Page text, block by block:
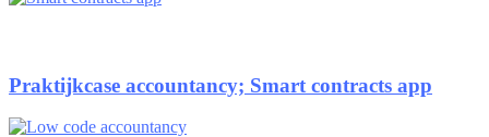
Praktijkcase accountancy; Smart contracts app